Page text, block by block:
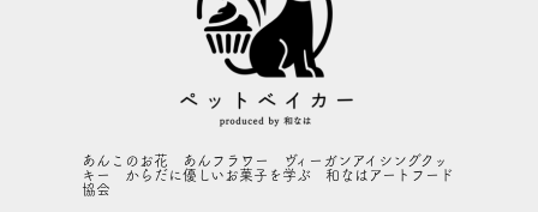
あんこのお花 あんフラワー ヴィーガンアイシングクッ
キー からだに優しいお菓子を学ぶ 和なはアートフード
協会